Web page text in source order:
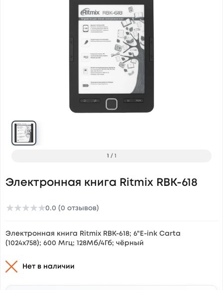
1 / 1
Электронная книга Ritmix RBK-618
★★★★★0.0 (0 отзывов)
Электронная книга Ritmix RBK-618; 6"E-ink Carta
(1024x758); 600 Мгц; 128Мб/4Гб; чёрный
Нет в наличии